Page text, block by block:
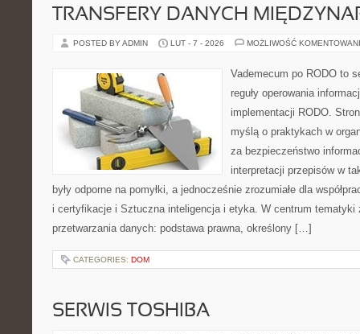
TRANSFERY DANYCH
POSTED BY ADMIN LUT - 7 - 2026 MOŻLIWOŚĆ
Vademecum po RODO to
reguły operowania
implementacji RODO.
myślą o praktykach w
za bezpieczeństwo
interpretacji przepisów w
były odporne na pomyłki, a jednocześnie zrozumiałe dla
i certyfikacje i Sztuczna inteligencja i etyka. W centrum tematyki
przetwarzania danych: podstawa prawna, określony […]
CATEGORIES: DOM
SERWIS TOSHIBA